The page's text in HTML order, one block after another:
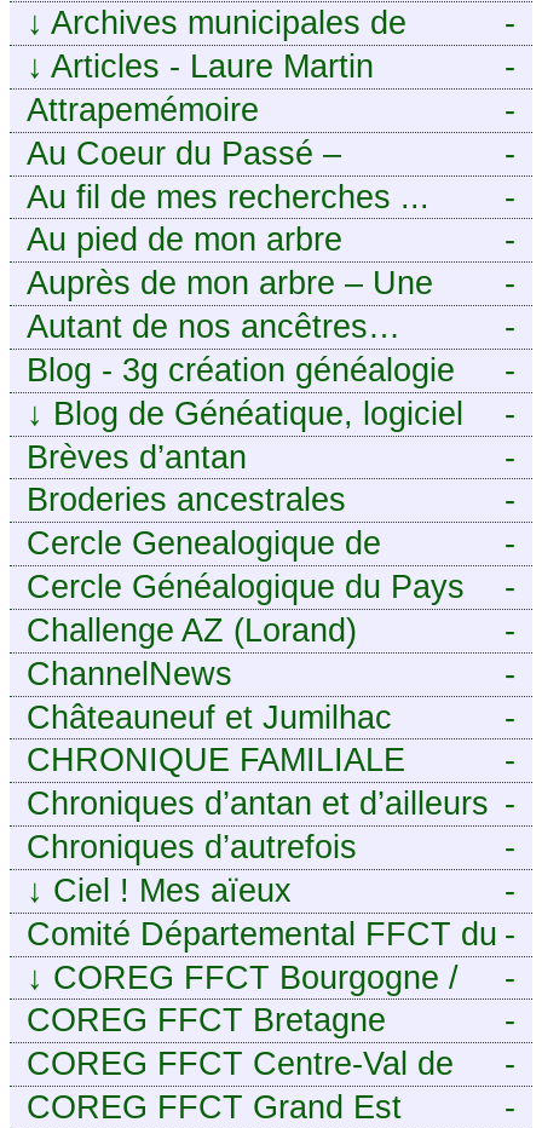
-
↓ Archives municipales de
Montpellier
-
↓ Articles - Laure Martin
-
Attrapemémoire
-
Au Coeur du Passé –
Généalogie Familiale
-
Au fil de mes recherches ...
-
Au pied de mon arbre
-
Auprès de mon arbre – Une
histoire de racines
-
Autant de nos ancêtres…
-
Blog - 3g création généalogie
-
↓ Blog de Généatique, logiciel
de généalogie
-
Brèves d’antan
-
Broderies ancestrales
-
Cercle Genealogique de
l’Aveyron
-
Cercle Généalogique du Pays
de Caux - Seine-Maritime
-
Challenge AZ (Lorand)
-
ChannelNews
-
Châteauneuf et Jumilhac
-
CHRONIQUE FAMILIALE
-
Chroniques d’antan et d’ailleurs
-
Chroniques d’autrefois
-
↓ Ciel ! Mes aïeux
-
Comité Départemental FFCT du
Cher
-
↓ COREG FFCT Bourgogne /
Franche-Comté
-
COREG FFCT Bretagne
-
COREG FFCT Centre-Val de
Loire
-
COREG FFCT Grand Est